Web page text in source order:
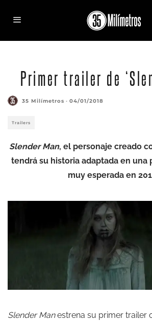
Primer trailer de
35 Milímetros · 04/01/2018
Trailers
Slender Man, el personaje creado
tendrá su historia adaptada en una
muy esperada en
Slender Manestrena su primer trailer